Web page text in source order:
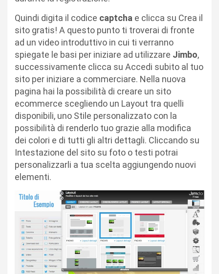
Quindi digita il codice captcha e clicca su Crea il
sito gratis! A questo punto ti troverai di fronte
ad un video introduttivo in cui ti verranno
spiegate le basi per iniziare ad utilizzare Jimbo,
successivamente clicca su Accedi subito al tuo
sito per iniziare a commerciare. Nella nuova
pagina hai la possibilità di creare un sito
ecommerce scegliendo un Layout tra quelli
disponibili, uno Stile personalizzato con la
possibilità di renderlo tuo grazie alla modifica
dei colori e di tutti gli altri dettagli. Cliccando su
Intestazione del sito su foto o testi potrai
personalizzarli a tua scelta aggiungendo nuovi
elementi.